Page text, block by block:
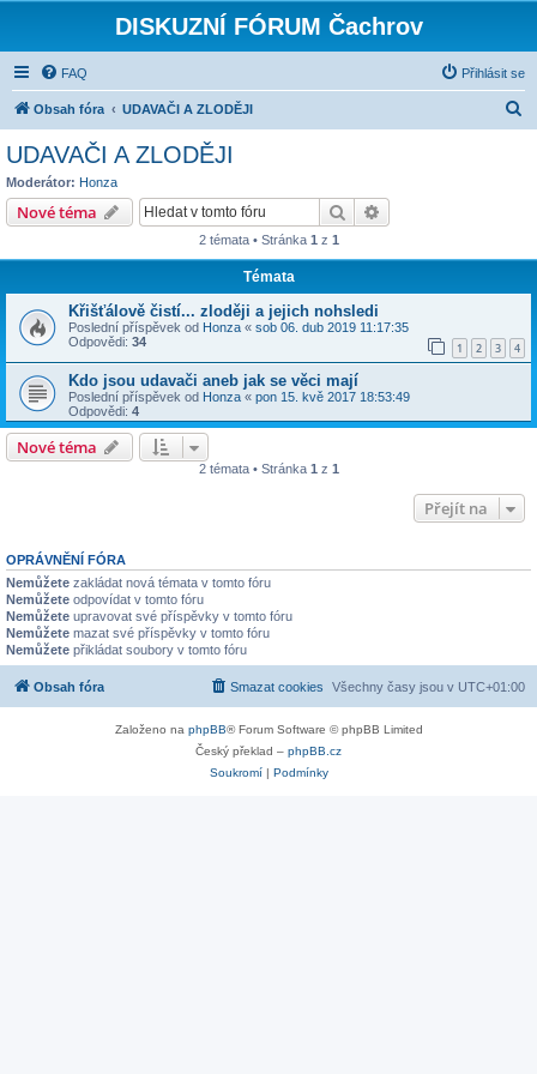
DISKUZNÍ FÓRUM Čachrov
FAQ Přihlásit se
Obsah fóra UDAVAČI A ZLODĚJI
UDAVAČI A ZLODĚJI
Moderátor: Honza
Nové téma Hledat
2 témata • Stránka 1 z 1
Témata
Křišťálově čistí... zloději a jejich nohsledi
Poslední příspěvek od Honza « sob 06. dub 2019 11:17:35
Odpovědi: 34 1 2 3 4
Kdo jsou udavači aneb jak se věci mají
Poslední příspěvek od Honza « pon 15. kvě 2017 18:53:49
Odpovědi: 4
Nové téma
2 témata • Stránka 1 z 1
Přejít na
OPRÁVNĚNÍ FÓRA
Nemůžete zakládat nová témata v tomto fóru
Nemůžete odpovídat v tomto fóru
Nemůžete upravovat své příspěvky v tomto fóru
Nemůžete mazat své příspěvky v tomto fóru
Nemůžete přikládat soubory v tomto fóru
Obsah fóra Všechny časy jsou v UTC+01:00
Smazat cookies
Založeno na phpBB® Forum Software © phpBB Limited
Český překlad – phpBB.cz
Soukromí| Podmínky